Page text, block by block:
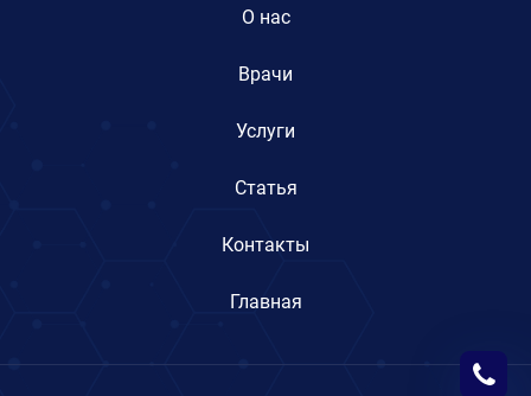
O нас
Врачи
Услуги
Статья
Контакты
Главная